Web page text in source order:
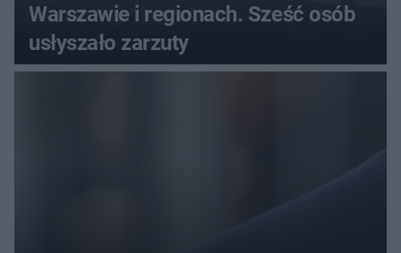
Warszawie i regionach. Sześć osób
usłyszało zarzuty